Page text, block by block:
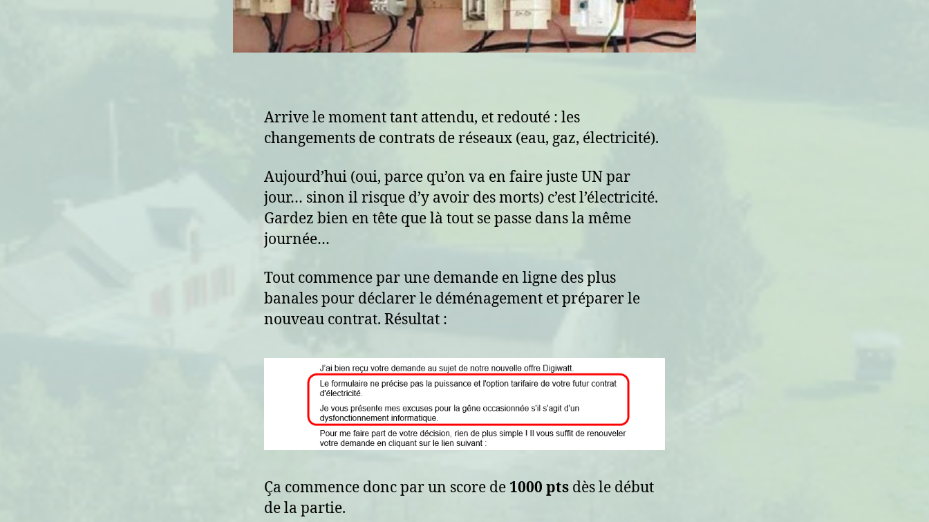
Arrive le moment tant attendu, et redouté : les
changements de contrats de réseaux (eau, gaz, électricité).
Aujourd’hui (oui, parce qu’on va en faire juste UN par
jour… sinon il risque d’y avoir des morts) c’est l’électricité.
Gardez bien en tête que là tout se passe dans la même
journée…
Tout commence par une demande en ligne des plus
banales pour déclarer le déménagement et préparer le
nouveau contrat. Résultat :
Ça commence donc par un score de 1000 pts dès le début
de la partie.